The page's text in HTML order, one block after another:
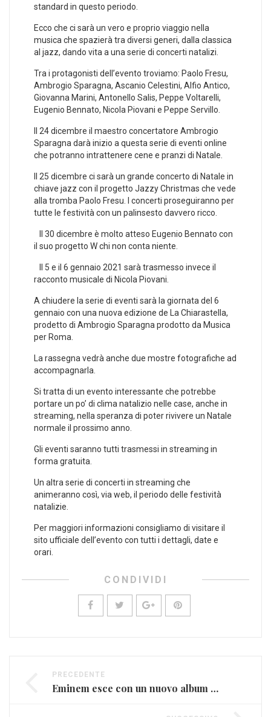
standard in questo periodo.
Ecco che ci sarà un vero e proprio viaggio nella
musica che spazierà tra diversi generi, dalla classica
al jazz, dando vita a una serie di concerti natalizi.
Tra i protagonisti dell’evento troviamo: Paolo Fresu,
Ambrogio Sparagna, Ascanio Celestini, Alfio Antico,
Giovanna Marini, Antonello Salis, Peppe Voltarelli,
Eugenio Bennato, Nicola Piovani e Peppe Servillo.
Il 24 dicembre il maestro concertatore Ambrogio
Sparagna darà inizio a questa serie di eventi online
che potranno intrattenere cene e pranzi di Natale.
Il 25 dicembre ci sarà un grande concerto di Natale in
chiave jazz con il progetto Jazzy Christmas che vede
alla tromba Paolo Fresu. I concerti proseguiranno per
tutte le festività con un palinsesto davvero ricco.
Il 30 dicembre è molto atteso Eugenio Bennato con
il suo progetto W chi non conta niente.
Il 5 e il 6 gennaio 2021 sarà trasmesso invece il
racconto musicale di Nicola Piovani.
A chiudere la serie di eventi sarà la giornata del 6
gennaio con una nuova edizione de La Chiarastella,
prodetto di Ambrogio Sparagna prodotto da Musica
per Roma.
La rassegna vedrà anche due mostre fotografiche ad
accompagnarla.
Si tratta di un evento interessante che potrebbe
portare un po’ di clima natalizio nelle case, anche in
streaming, nella speranza di poter rivivere un Natale
normale il prossimo anno.
Gli eventi saranno tutti trasmessi in streaming in
forma gratuita.
Un altra serie di concerti in streaming che
animeranno così, via web, il periodo delle festività
natalizie.
Per maggiori informazioni consigliamo di visitare il
sito ufficiale dell’evento con tutti i dettagli, date e
orari.
CONDIVIDI
PRECEDENTE
Eminem esce con un nuovo album a sorpresa